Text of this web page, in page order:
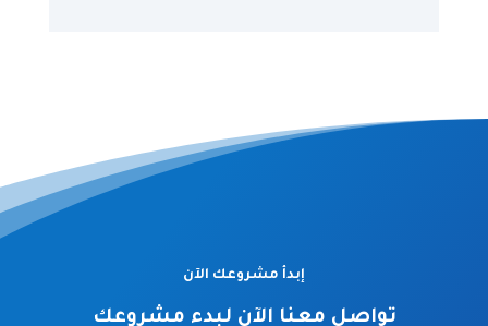
إبدأ مشروعك الآن
تواصل معنا الآن لبدء مشروعك